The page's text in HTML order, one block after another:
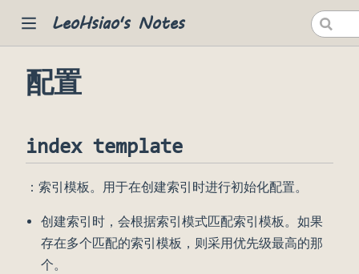
LeoHsiao's Notes
window)
配置
index template
：索引模板。用于在创建索引时进行初始化配置。
创建索引时，会根据索引模式匹配索引模板。如果
存在多个匹配的索引模板，则采用优先级最高的那
个。